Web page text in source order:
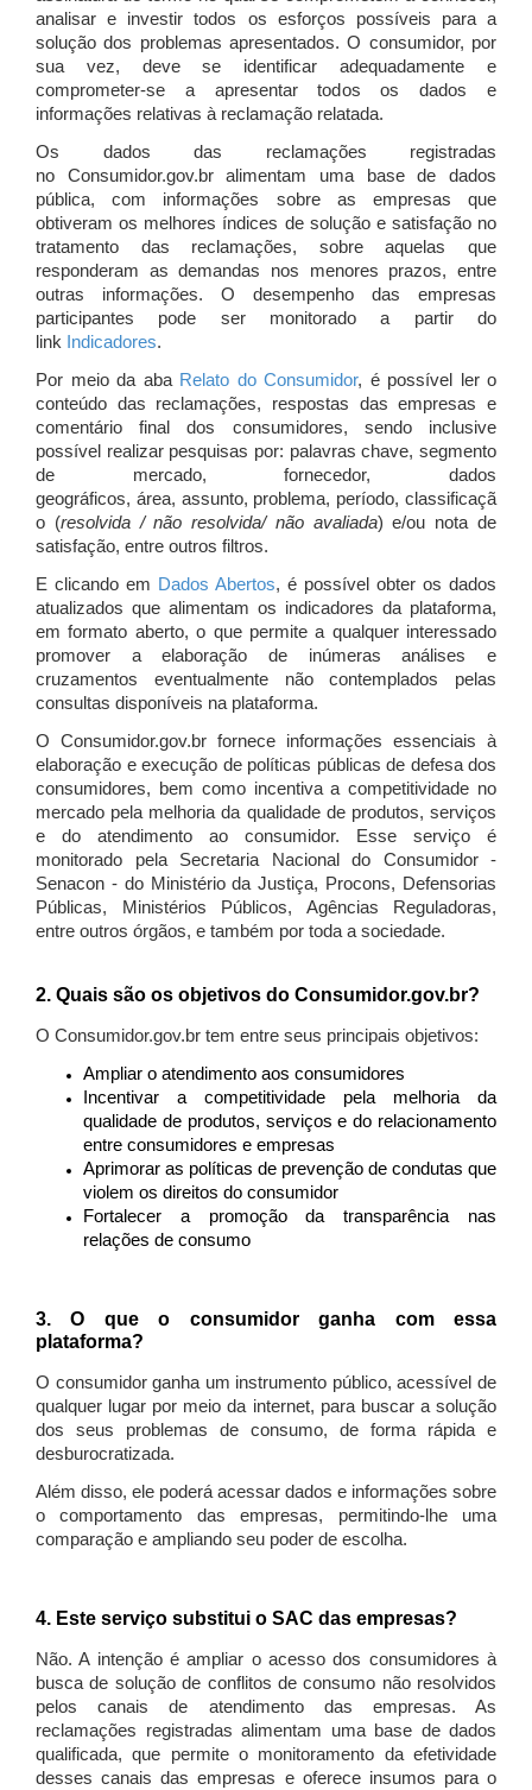
analisar e investir todos os esforços possíveis para a
solução dos problemas apresentados. O consumidor, por
sua vez, deve se identificar adequadamente e
comprometer-se a apresentar todos os dados e
informações relativas à reclamação relatada.
Os dados das reclamações registradas
no Consumidor.gov.br alimentam uma base de dados
pública, com informações sobre as empresas que
obtiveram os melhores índices de solução e satisfação no
tratamento das reclamações, sobre aquelas que
responderam as demandas nos menores prazos, entre
outras informações. O desempenho das empresas
participantes pode ser monitorado a partir do
link Indicadores.
Por meio da aba Relato do Consumidor, é possível ler o
conteúdo das reclamações, respostas das empresas e
comentário final dos consumidores, sendo inclusive
possível realizar pesquisas por: palavras chave, segmento
de mercado, fornecedor, dados
geográficos, área, assunto, problema, período, classificaçã
o (resolvida / não resolvida/ não avaliada) e/ou nota de
satisfação, entre outros filtros.
E clicando em Dados Abertos, é possível obter os dados
atualizados que alimentam os indicadores da plataforma,
em formato aberto, o que permite a qualquer interessado
promover a elaboração de inúmeras análises e
cruzamentos eventualmente não contemplados pelas
consultas disponíveis na plataforma.
O Consumidor.gov.br fornece informações essenciais à
elaboração e execução de políticas públicas de defesa dos
consumidores, bem como incentiva a competitividade no
mercado pela melhoria da qualidade de produtos, serviços
e do atendimento ao consumidor. Esse serviço é
monitorado pela Secretaria Nacional do Consumidor -
Senacon - do Ministério da Justiça, Procons, Defensorias
Públicas, Ministérios Públicos, Agências Reguladoras,
entre outros órgãos, e também por toda a sociedade.
2. Quais são os objetivos do Consumidor.gov.br?
O Consumidor.gov.br tem entre seus principais objetivos:
Ampliar o atendimento aos consumidores
Incentivar a competitividade pela melhoria da
qualidade de produtos, serviços e do relacionamento
entre consumidores e empresas
Aprimorar as políticas de prevenção de condutas que
violem os direitos do consumidor
Fortalecer a promoção da transparência nas
relações de consumo
3. O que o consumidor ganha com essa
plataforma?
O consumidor ganha um instrumento público, acessível de
qualquer lugar por meio da internet, para buscar a solução
dos seus problemas de consumo, de forma rápida e
desburocratizada.
Além disso, ele poderá acessar dados e informações sobre
o comportamento das empresas, permitindo-lhe uma
comparação e ampliando seu poder de escolha.
4. Este serviço substitui o SAC das empresas?
Não. A intenção é ampliar o acesso dos consumidores à
busca de solução de conflitos de consumo não resolvidos
pelos canais de atendimento das empresas. As
reclamações registradas alimentam uma base de dados
qualificada, que permite o monitoramento da efetividade
desses canais das empresas e oferece insumos para o